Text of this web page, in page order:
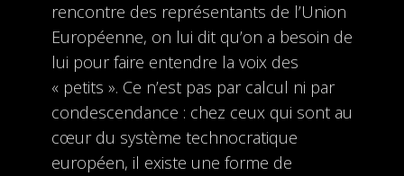
rencontre des représentants de l’Union
Européenne, on lui dit qu’on a besoin de
lui pour faire entendre la voix des
« petits ». Ce n’est pas par calcul ni par
condescendance : chez ceux qui sont au
cœur du système technocratique
européen, il existe une forme de